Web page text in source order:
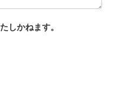
しかねます。